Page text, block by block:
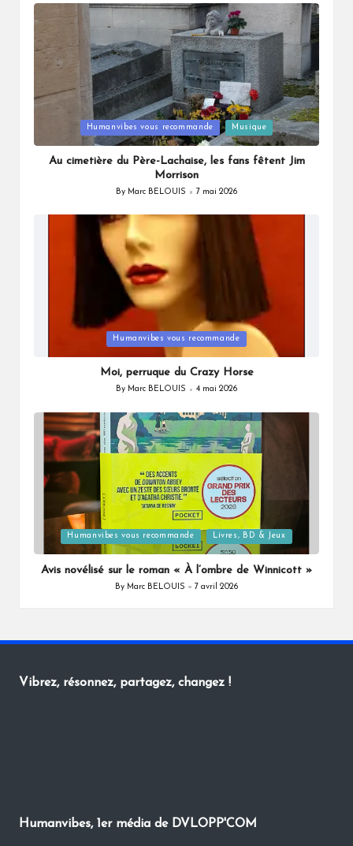
in
Humanvibes vous recommande Musique
Au cimetière du Père-Lachaise, les fans fêtent Jim
Morrison
Posted
By Marc BELOUIS 7 mai 2026
in
Humanvibes vous recommande
Moi, perruque du Crazy Horse
Posted
By Marc BELOUIS 4 mai 2026
Posted
in
Humanvibes vous recommande Livres, BD & Jeux
Avis novélisé sur le roman « À l’ombre de Winnicott »
Posted
By Marc BELOUIS 7 avril 2026
Vibrez, résonnez, partagez, changez !
Humanvibes, 1er média de DVLOPP'COM